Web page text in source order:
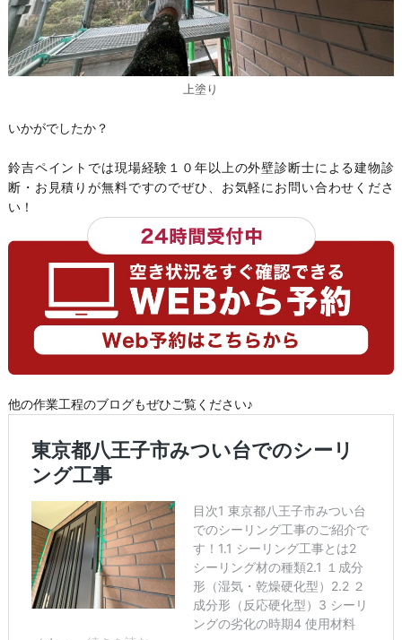
上塗り
いかがでしたか？
鈴吉ペイントでは現場経験１０年以上の外壁診断士による建物診
断・お見積りが無料ですのでぜひ、お気軽にお問い合わせくださ
い！
他の作業工程のブログもぜひご覧ください♪